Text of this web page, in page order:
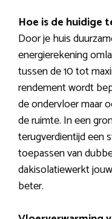
Hoe is de huidige
Door je huis
energierekening
tussen de 10 tot
rendement wordt
de ondervloer maar
de ruimte. In een
terugverdientijd een
toepassen van
dakisolatiewerkt
beter.